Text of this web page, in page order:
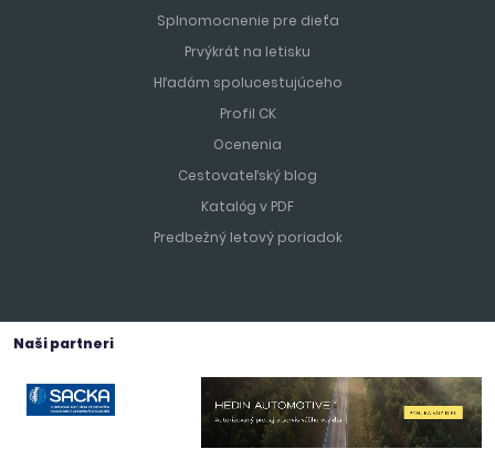
Splnomocnenie pre dieťa
Prvýkrát na letisku
Hľadám spolucestujúceho
Profil CK
Ocenenia
Cestovateľský blog
Katalóg v PDF
Predbežný letový poriadok
Naši partneri